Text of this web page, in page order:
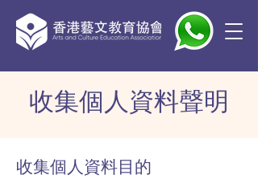
收集個人資料聲明
收集個人資料目的